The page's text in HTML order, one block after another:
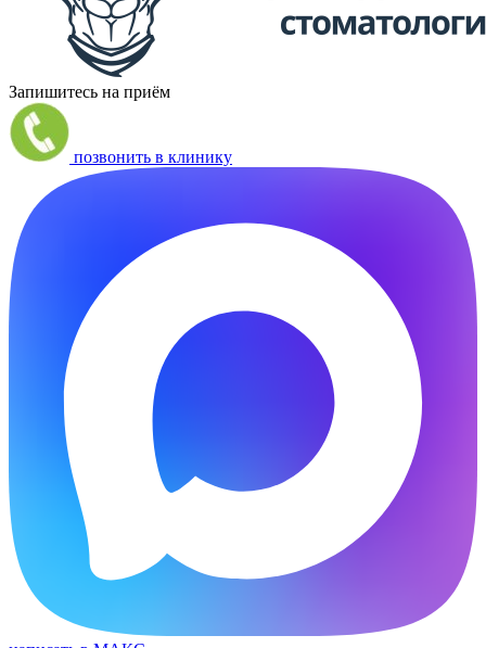
Запишитесь на приём
позвонить в клинику